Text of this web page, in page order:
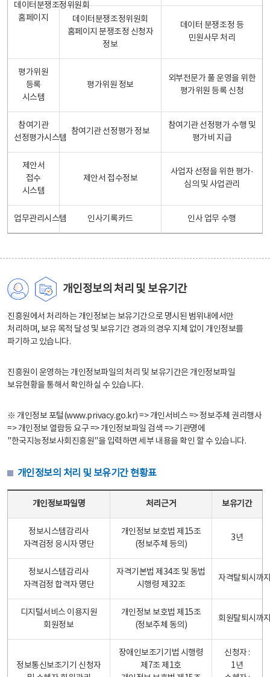
데이터분쟁조정위원회
홈페이지
데이터분쟁조정위원회
홈페이지 분쟁조정 신청자
정보
데이터 분쟁조정 등
민원사무 처리
평가위원
등록
시스템
평가위원 정보
외부전문가 풀 운영을 위한
평가위원 등록 신청
참여기관
선정평가시스템
참여기관 선정평가 정보
참여기관 선정평가 수행 및
평가비 지급
제안서
접수
시스템
제안서 접수정보
사업자 선정을 위한 평가·
심의 및 사업관리
업무관리시스템 인사기록카드 인사 업무 수행
개인정보의 처리 및 보유기간
진흥원에서 처리하는 개인정보는 보유기간으로 명시된 범위내에서만
처리하며, 보유 목적 달성 및 보유기간 경과의 경우 지체 없이 개인정보를
파기하고 있습니다.
진흥원이 운영하는 개인정보파일의 처리 및 보유기간은 개인정보파일
보유현황을 통해서 확인하실 수 있습니다.
※ 개인정보 포털(www.privacy.go.kr) => 개인서비스 => 정보주체 권리행사
=> 개인정보 열람등 요구 => 개인정보파일 검색 => 기관명에
"한국지능정보사회진흥원"을 입력하면 세부 내용을 확인 할 수 있습니다.
개인정보의 처리 및 보유기간 현황표
개인정보파일명 처리근거 보유기간
정보시스템감리사
자격검정 응시자 명단
개인정보 보호법 제15조
(정보주체 등의)
3년
정보시스템감리사
자격검정 합격자 명단
자격기본법 제34조 및 동법
시행령 제32조
자격탈퇴시까
디지털서비스 이용지원
회원정보
개인정보 보호법 제15조
(정보주체 동의)
회원탈퇴시까
정보통신보조기기 신청자
장애인보조기기법 시행령
제7조 제1호
신청자 :
1년